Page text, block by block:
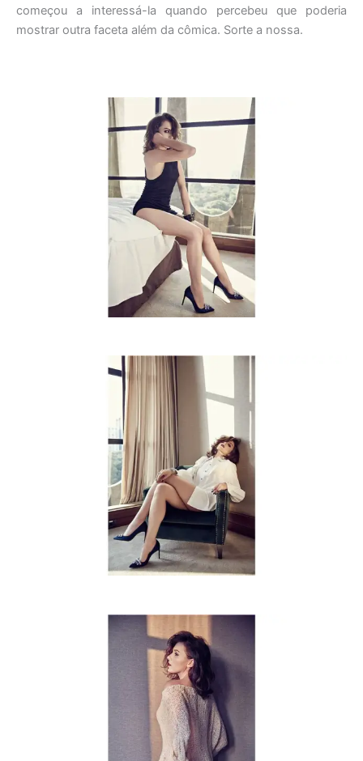
começou a interessá-la quando percebeu que poderia
mostrar outra faceta além da cômica. Sorte a nossa.